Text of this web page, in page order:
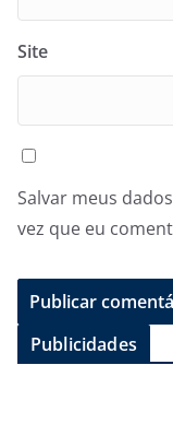
Site
Salvar meus
vez que eu
Publicidades